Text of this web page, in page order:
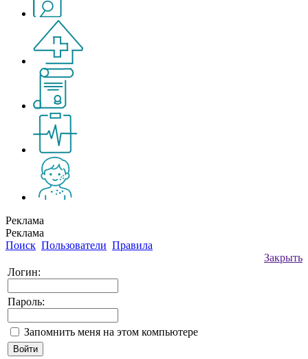
Реклама
Реклама
Поиск Пользователи Правила
Закрыть
Логин:
Пароль:
Запомнить меня на этом компьютере